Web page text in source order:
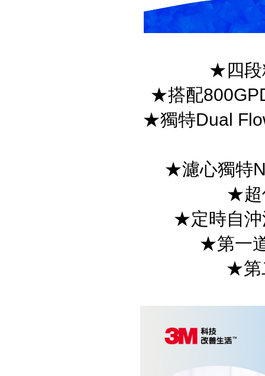
★四段
★搭配
★獨特Dual
★濾心獨特
★超
★定時自沖
★第一
★第